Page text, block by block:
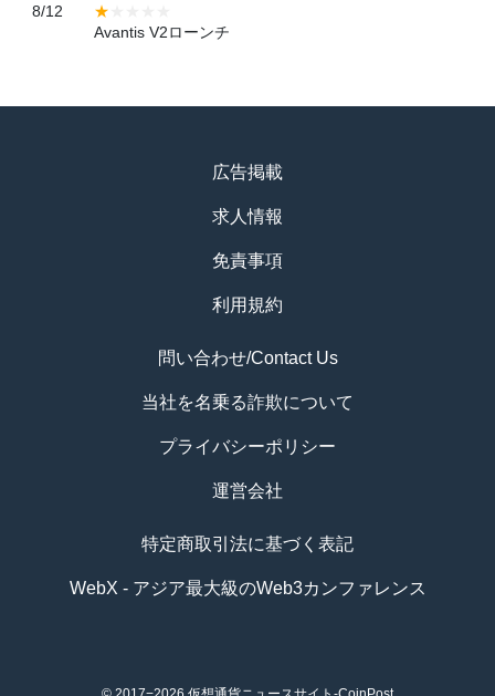
8/12
Avantis V2ローンチ
広告掲載
求人情報
免責事項
利用規約
問い合わせ/Contact Us
当社を名乗る詐欺について
プライバシーポリシー
運営会社
特定商取引法に基づく表記
WebX - アジア最大級のWeb3カンファレンス